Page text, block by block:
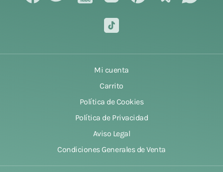
Mi cuenta
Carrito
Política de Cookies
Política de Privacidad
Aviso Legal
Condiciones Generales de Venta